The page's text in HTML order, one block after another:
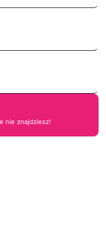
nie znajdziesz!